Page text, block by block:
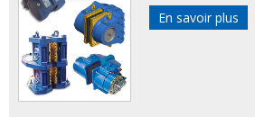
En savoir plus